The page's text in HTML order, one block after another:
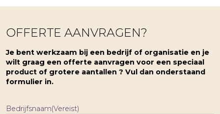
OFFERTE AANVRAGEN?
Je bent werkzaam bij een bedrijf of organisatie en je
wilt graag een offerte aanvragen voor een speciaal
product of grotere aantallen ? Vul dan onderstaand
formulier in.
Bedrijfsnaam(Vereist)